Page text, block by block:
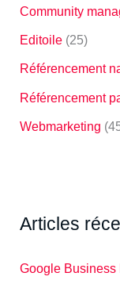
Community
Editoile (25)
Référencement
Référencement
Webmarketing
Articles
Google Business